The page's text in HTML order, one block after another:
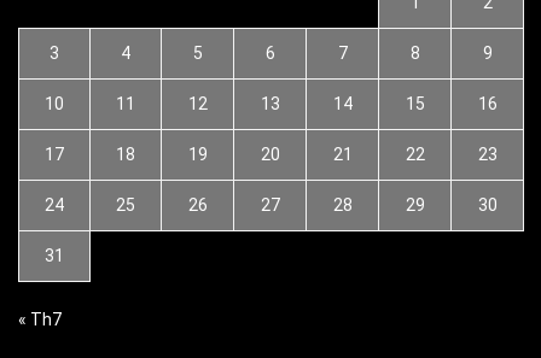
3 4 5 6 7 8 9
10 11 12 13 14 15 16
17 18 19 20 21 22 23
24 25 26 27 28 29 30
31
« Th7